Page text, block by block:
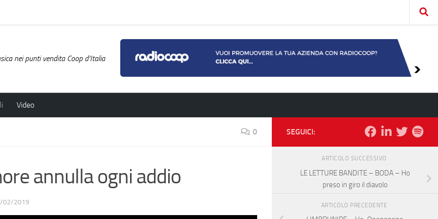
nei punti vendita Coop d'Italia
Video
0
annulla ogni addio
02/2019
SEGUICI:
ARTICOLO SUCCESSIVO
LE LETTURE BANDITE – BODA – Ho
preso in giro il diavolo
ARTICOLO PRECEDENTE